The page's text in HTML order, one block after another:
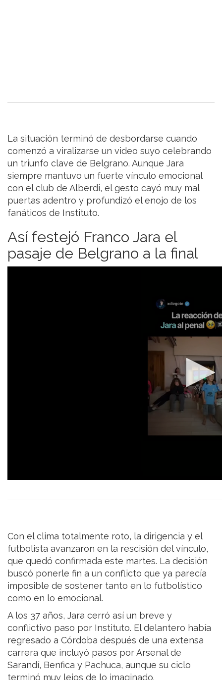
La situación terminó de desbordarse cuando
comenzó a viralizarse un video suyo celebrando
un triunfo clave de Belgrano. Aunque Jara
siempre mantuvo un fuerte vínculo emocional
con el club de Alberdi, el gesto cayó muy mal
puertas adentro y profundizó el enojo de los
fanáticos de Instituto.
Así festejó Franco Jara el
pasaje de Belgrano a la final
Con el clima totalmente roto, la dirigencia y el
futbolista avanzaron en la rescisión del vínculo,
que quedó confirmada este martes. La decisión
buscó ponerle fin a un conflicto que ya parecía
imposible de sostener tanto en lo futbolístico
como en lo emocional.
A los 37 años, Jara cerró así un breve y
conflictivo paso por Instituto. El delantero había
regresado a Córdoba después de una extensa
carrera que incluyó pasos por Arsenal de
Sarandí, Benfica y Pachuca, aunque su ciclo
terminó muy lejos de lo imaginado.